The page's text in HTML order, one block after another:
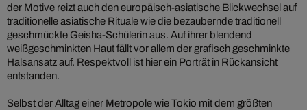
der Motive reizt auch den europäisch-asiatische Blickwechsel auf
traditionelle asiatische Rituale wie die bezaubernde traditionell
geschmückte Geisha-Schülerin aus. Auf ihrer blendend
weißgeschminkten Haut fällt vor allem der grafisch geschminkte
Halsansatz auf. Respektvoll ist hier ein Porträt in Rückansicht
entstanden.
Selbst der Alltag einer Metropole wie Tokio mit dem größten